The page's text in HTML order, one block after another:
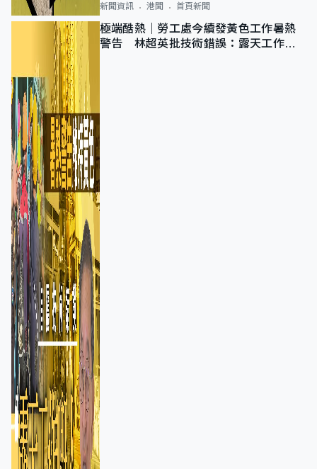
新聞資訊 港聞 首頁新聞
極端酷熱｜勞工處今續發黃色工作暑熱
警告 林超英批技術錯誤：露天工作不